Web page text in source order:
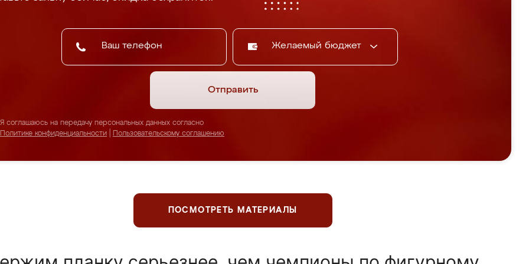
Желаемый бюджет
Отправить
Я соглашаюсь на передачу персональных данных согласно
Политике конфиденциальности
Пользовательскому соглашению
ПОСМОТРЕТЬ МАТЕРИАЛЫ